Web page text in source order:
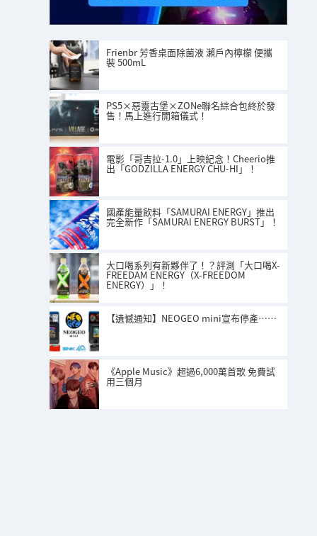
Frienbr 芳香桌面除菌液 瀨戶內檸檬 便攜
裝 500mL
PS5×惡靈古堡×ZONe聯名綜合包終於發
售！馬上進行開箱儀式！
電影「哥吉拉-1.0」上映紀念！Cheerio推
出「GODZILLA ENERGY CHU-HI」！
國產能量飲料「SAMURAI ENERGY」推出
完全新作「SAMURAI ENERGY BURST」！
大口喝系列有新夥伴了！？評測「大口喝X-
FREEDAM ENERGY（X-FREEDOM
ENERGY）」！
【遺憾通知】NEOGEO mini宣布停產……
《Apple Music》超過6,000萬首歌 免費試
用三個月